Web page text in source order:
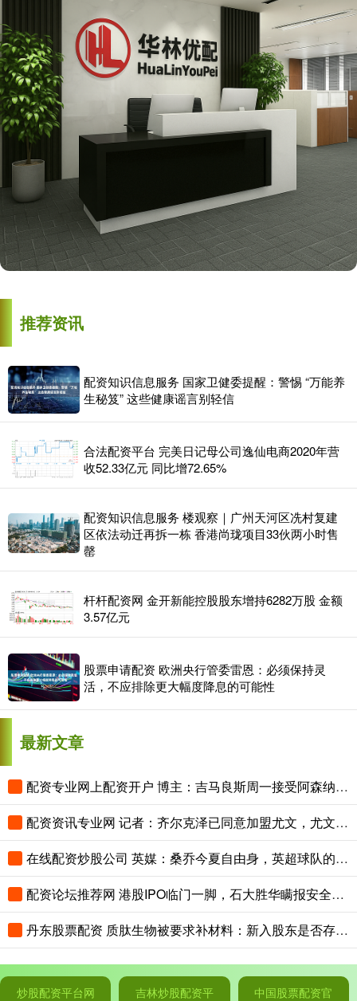
推荐资讯
配资知识信息服务 国家卫健委提醒：警惕 “万能养
生秘笈” 这些健康谣言别轻信
合法配资平台 完美日记母公司逸仙电商2020年营
收52.33亿元 同比增72.65%
配资知识信息服务 楼观察｜广州天河区冼村复建
区依法动迁再拆一栋 香港尚珑项目33伙两小时售
罄
杆杆配资网 金开新能控股股东增持6282万股 金额
3.57亿元
股票申请配资 欧洲央行管委雷恩：必须保持灵
活，不应排除更大幅度降息的可能性
最新文章
配资专业网上配资开户 博主：吉马良斯周一接受阿森纳体检，随后加入球队季前训练
配资资讯专业网 记者：齐尔克泽已同意加盟尤文，尤文与曼联开启谈判
在线配资炒股公司 英媒：桑乔今夏自由身，英超球队的兴趣不大
配资论坛推荐网 港股IPO临门一脚，石大胜华瞒报安全事故被证监会“点名”
丹东股票配资 质肽生物被要求补材料：新入股东是否存利益输送？公司现金流吃紧，烧钱研发下亏损扩大
炒股配资平台网
吉林炒股配资平
中国股票配资官